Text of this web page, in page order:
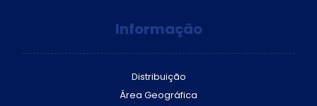
Informação
Distribuição
Área Geográfica